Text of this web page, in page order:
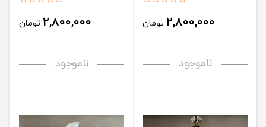
2,800,000 تومان
ناموجود
2,800,000 تومان
ناموجود